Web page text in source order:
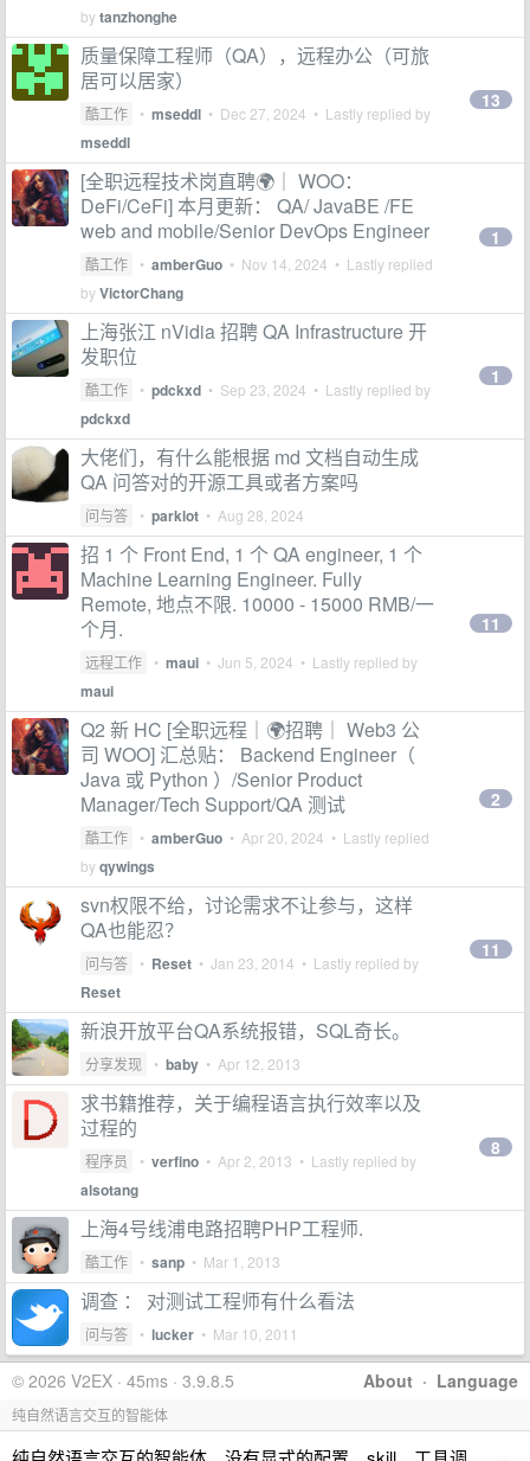
bytanzhonghe
质量保障工程师（QA），远程办公（可旅
居可以居家）
酷工作 • mseddl • Dec 27, 2024 • Lastly replied by
mseddl
13
[全职远程技术岗直聘🌍｜ WOO：
DeFi/CeFi] 本月更新： QA/ JavaBE /FE
web and mobile/Senior DevOps Engineer
酷工作 • amberGuo • Nov 14, 2024 • Lastly replied
byVictorChang
1
上海张江 nVidia 招聘 QA Infrastructure 开
发职位
酷工作 • pdckxd • Sep 23, 2024 • Lastly replied by
pdckxd
1
大佬们，有什么能根据 md 文档自动生成
QA 问答对的开源工具或者方案吗
问与答 • parklot • Aug 28, 2024
招 1 个 Front End, 1 个 QA engineer, 1 个
Machine Learning Engineer. Fully
Remote, 地点不限. 10000 - 15000 RMB/一
个月.
远程工作 • maui • Jun 5, 2024 • Lastly replied by
maui
11
Q2 新 HC [全职远程｜🌍招聘｜ Web3 公
司 WOO] 汇总贴： Backend Engineer（
Java 或 Python ）/Senior Product
Manager/Tech Support/QA 测试
酷工作 • amberGuo • Apr 20, 2024 • Lastly replied
byqywings
2
svn权限不给，讨论需求不让参与，这样
QA也能忍？
问与答 • Reset • Jan 23, 2014 • Lastly replied by
Reset
11
新浪开放平台QA系统报错，SQL奇长。
分享发现 • baby • Apr 12, 2013
求书籍推荐，关于编程语言执行效率以及
过程的
程序员 • verfino • Apr 2, 2013 • Lastly replied by
alsotang
8
上海4号线浦电路招聘PHP工程师.
酷工作 • sanp • Mar 1, 2013
调查 ： 对测试工程师有什么看法
问与答 • lucker • Mar 10, 2011
About · Language
© 2026 V2EX · 45ms · 3.9.8.5
纯自然语言交互的智能体